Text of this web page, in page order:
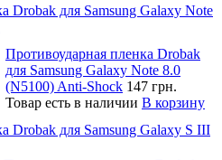
Drobak для Samsung Galaxy Note
Противоударная пленка Drobak
для Samsung Galaxy Note 8.0
(N5100) Anti-Shock 147 грн.
Товар есть в наличии В корзину
Drobak для Samsung Galaxy S III